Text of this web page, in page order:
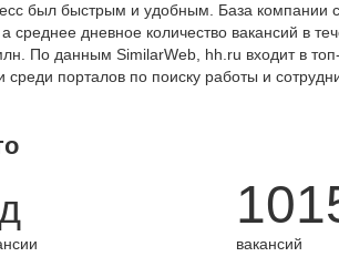
был быстрым и удобным. База компании
дневное количество вакансий в
По данным SimilarWeb, hh.ru входит в
среди порталов по поиску работы и
вакансий